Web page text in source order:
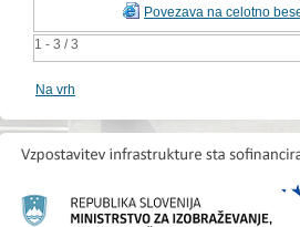
1 - 3 / 3
Povezava na celotno
Na vrh